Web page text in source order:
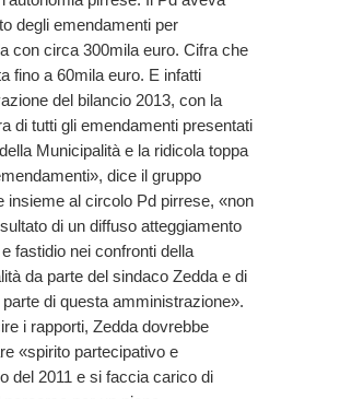
degli emendamenti per
con circa 300mila euro. Cifra che
fino a 60mila euro. E infatti
del bilancio 2013, con la
di tutti gli emendamenti presentati
Municipalità e la ridicola toppa
dice il gruppo
insieme al circolo Pd pirrese, «non
di un diffuso atteggiamento
fastidio nei confronti della
da parte del sindaco Zedda e di
parte di questa amministrazione».
i rapporti, Zedda dovrebbe
«spirito partecipativo e
del 2011 e si faccia carico di